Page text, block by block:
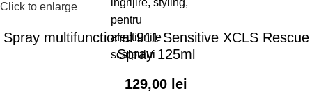
Click to enlarge
Spray multifunctional 911 Sensitive XCLS Rescue
Spray 125ml
129,00 lei